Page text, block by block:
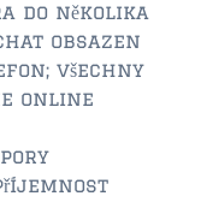
do několika
obsazen
všechny
online